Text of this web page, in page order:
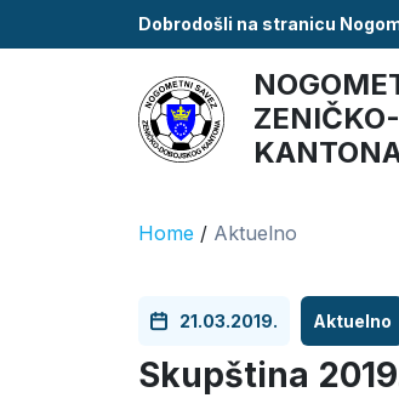
Dobrodošli na stranicu
Home / Aktuelno
21.03.2019. Aktuelno
Skupština